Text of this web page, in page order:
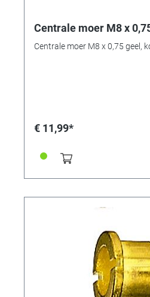
Centrale moer M8 x
Centrale moer M8 x 0,75 geel,
€ 11,99*